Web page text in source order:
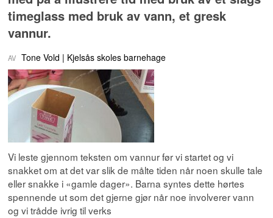
timeglass med bruk av vann, et gresk
vannur.
Tone Vold Kjelsås skoles barnehage
Vi leste gjennom teksten om vannur før vi startet og vi
snakket om at det var slik de målte tiden når noen skulle tale
eller snakke i «gamle dager». Barna syntes dette hørtes
spennende ut som det gjerne gjør når noe involverer vann
og vi trådde ivrig til verks